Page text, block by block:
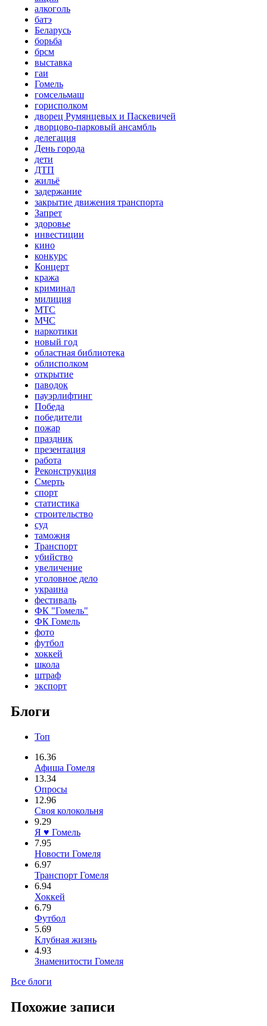
алкоголь
батэ
Беларусь
борьба
брсм
выставка
гаи
Гомель
гомсельмаш
горисполком
дворец Румянцевых и Паскевичей
дворцово-парковый ансамбль
делегация
День города
дети
ДТП
жильё
задержание
закрытие движения транспорта
Запрет
здоровье
инвестиции
кино
конкурс
Концерт
кража
криминал
милиция
МТС
МЧС
наркотики
новый год
областная библиотека
облисполком
открытие
паводок
пауэрлифтинг
Победа
победители
пожар
праздник
презентация
работа
Реконструкция
Смерть
спорт
статистика
строительство
суд
таможня
Транспорт
убийство
увеличение
уголовное дело
украина
фестиваль
ФК "Гомель"
ФК Гомель
фото
футбол
хоккей
школа
штраф
экспорт
Блоги
Топ
16.36
Афиша Гомеля
13.34
Опросы
12.96
Своя колокольня
9.29
Я ♥ Гомель
7.95
Новости Гомеля
6.97
Транспорт Гомеля
6.94
Хоккей
6.79
Футбол
5.69
Клубная жизнь
4.93
Знаменитости Гомеля
Все блоги
Похожие записи